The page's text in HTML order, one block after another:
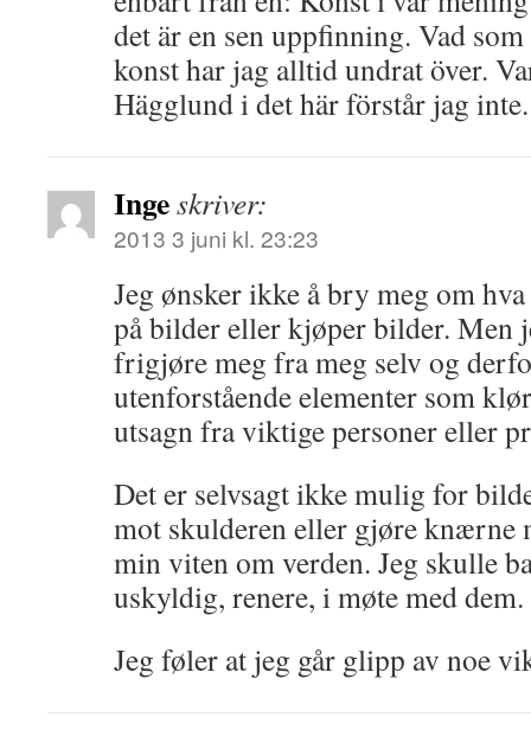
det är en sen uppfinning. Vad
konst har jag alltid undrat över.
Hägglund i det här förstår jag inte.
Ingeskriver:
2013 3 juni kl. 23:23
Jeg ønsker ikke å bry meg om
på bilder eller kjøper bilder. Men
frigjøre meg fra meg selv og
utenforstående elementer som
utsagn fra viktige personer eller
Det er selvsagt ikke mulig for
mot skulderen eller gjøre knærne
min viten om verden. Jeg skulle
uskyldig, renere, i møte med dem.
Jeg føler at jeg går glipp av noe